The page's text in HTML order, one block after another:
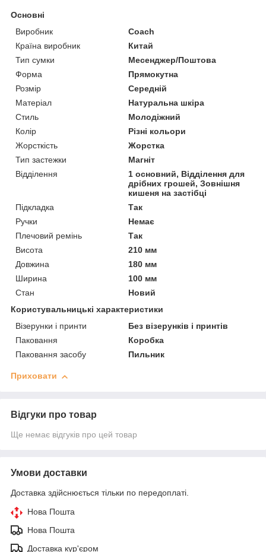
Основні
Виробник
Coach
Країна виробник
Китай
Тип сумки
Месенджер/Поштова
Форма
Прямокутна
Розмір
Середній
Матеріал
Натуральна шкіра
Стиль
Молодіжний
Колір
Різні кольори
Жорсткість
Жорстка
Тип застежки
Магніт
Відділення
1 основний, Відділення для
дрібних грошей, Зовнішня
кишеня на застібці
Підкладка
Так
Ручки
Немає
Плечовий ремінь
Так
Висота
210 мм
Довжина
180 мм
Ширина
100 мм
Стан
Новий
Користувальницькі характеристики
Візерунки і принти
Без візерунків і принтів
Паковання
Коробка
Паковання засобу
Пильник
Приховати
Відгуки про товар
Ще немає відгуків про цей товар
Умови доставки
Доставка здійснюється тільки по передоплаті.
Нова Пошта
Нова Пошта
Доставка кур'єром